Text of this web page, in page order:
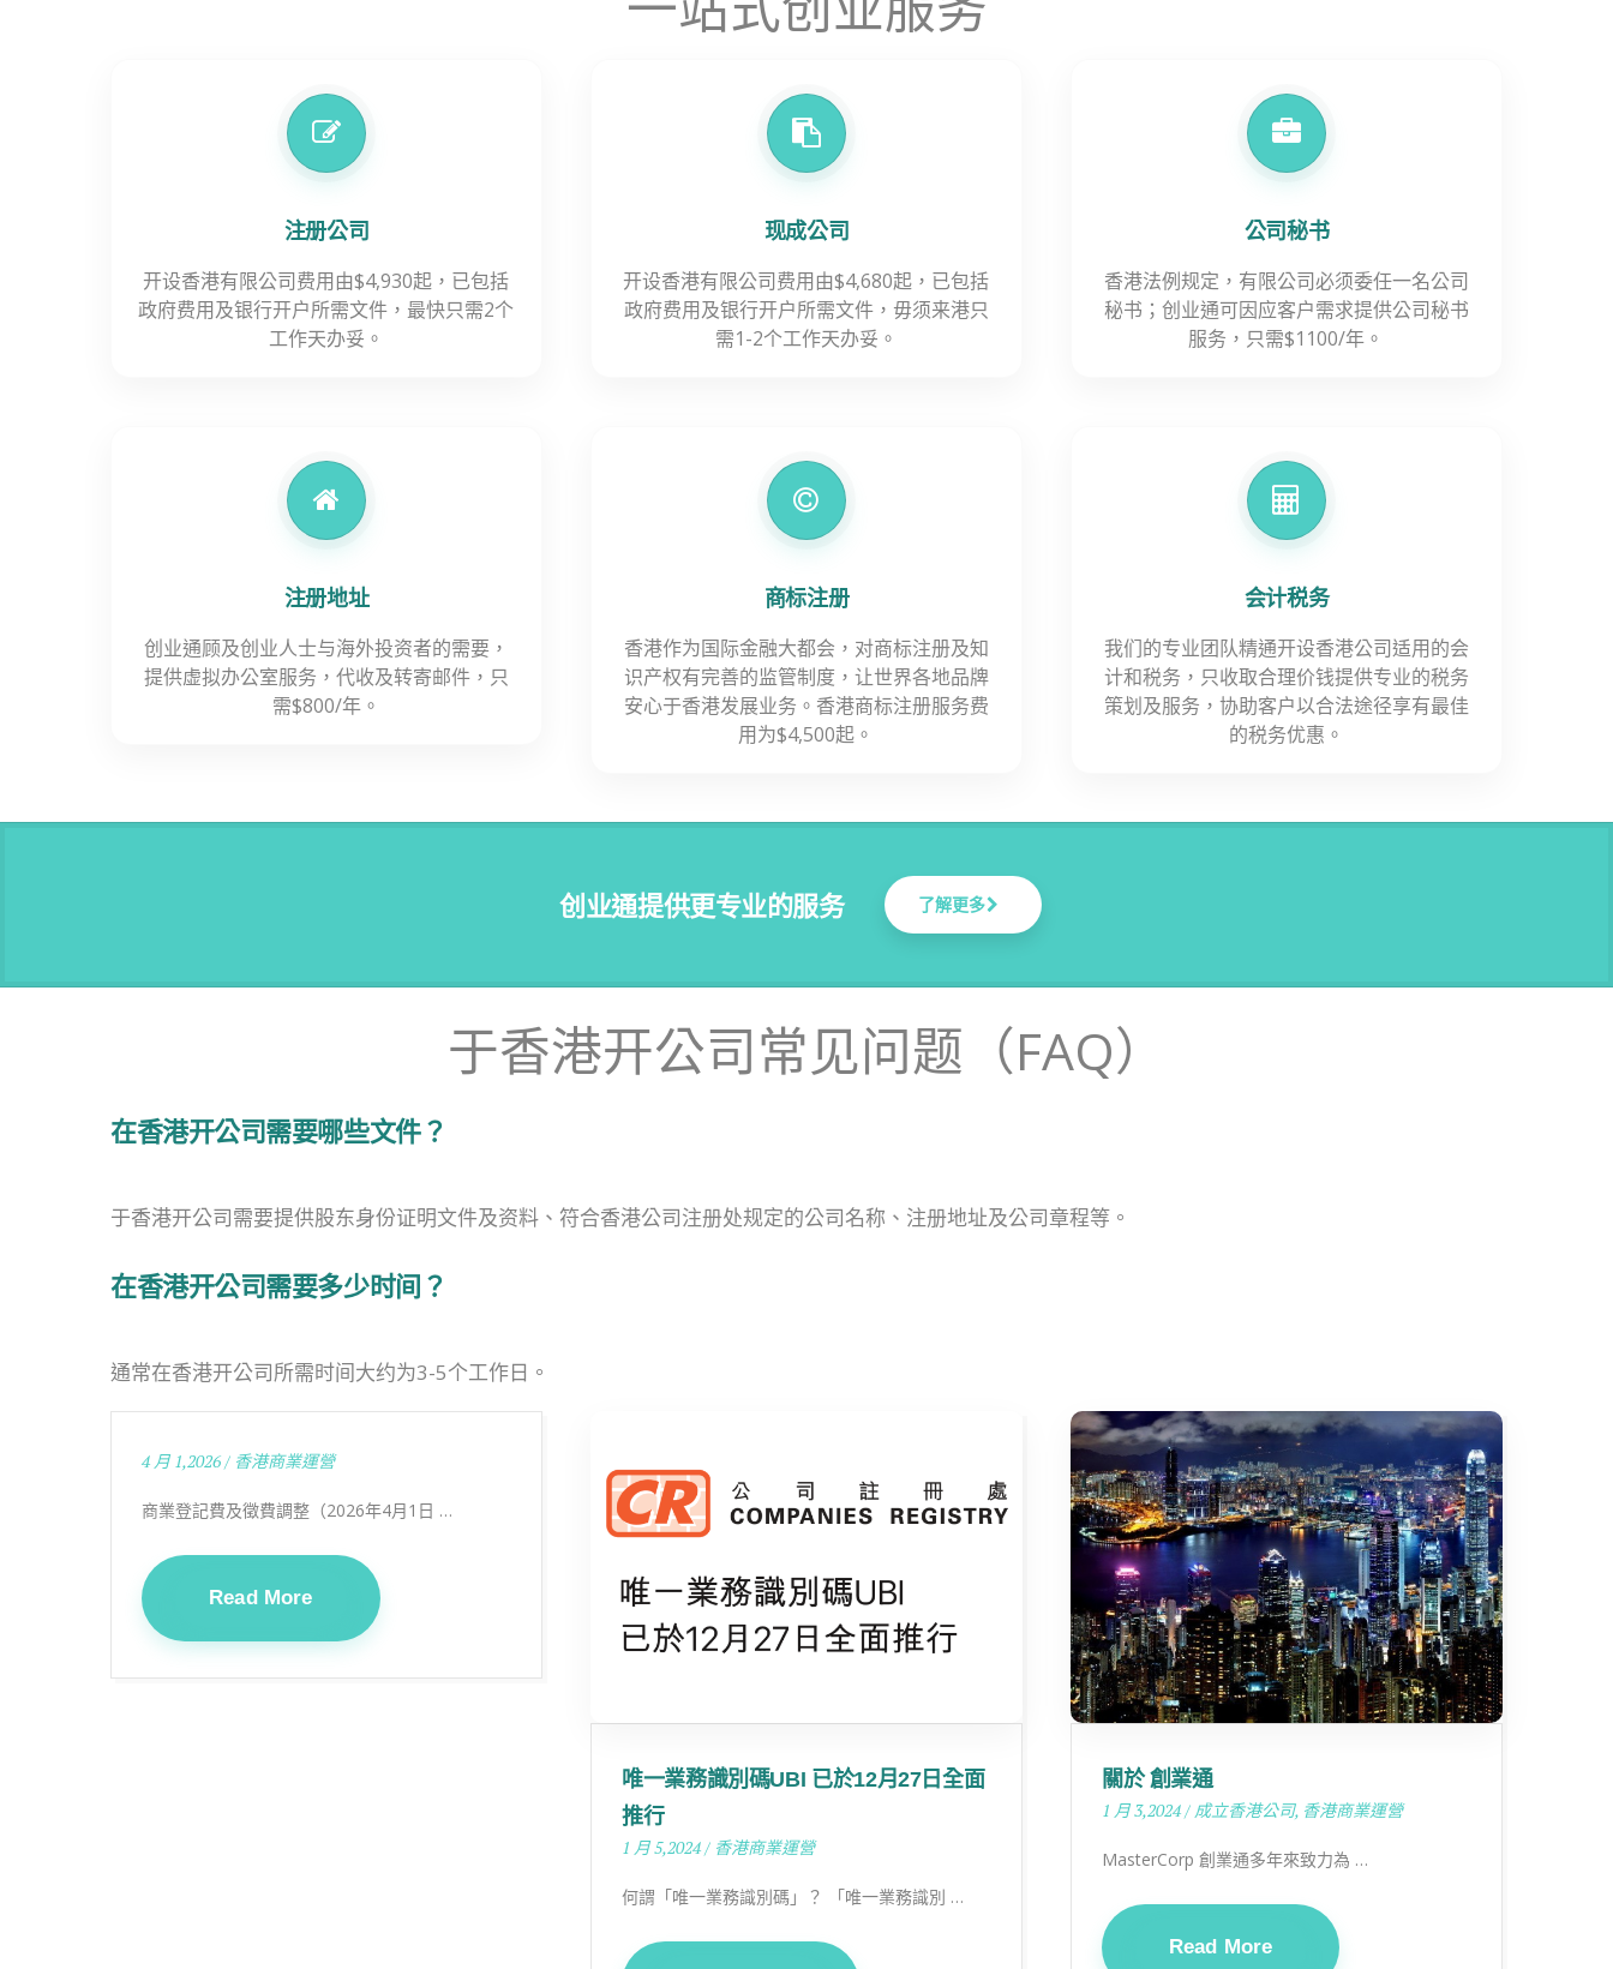
注册公司
开设香港有限公司费用由$4,930起，已包括
政府费用及银行开户所需文件，最快只需2个
工作天办妥。
现成公司
开设香港有限公司费用由$4,680起，已包括
政府费用及银行开户所需文件，毋须来港只
需1-2个工作天办妥。
公司秘书
香港法例规定，有限公司必须委任一名公司
秘书；创业通可因应客户需求提供公司秘书
服务，只需$1100/年。
注册地址
创业通顾及创业人士与海外投资者的需要，
提供虚拟办公室服务，代收及转寄邮件，只
需$800/年。
商标注册
香港作为国际金融大都会，对商标注册及知
识产权有完善的监管制度，让世界各地品牌
安心于香港发展业务。香港商标注册服务费
用为$4,500起。
会计税务
我们的专业团队精通开设香港公司适用的会
计和税务，只收取合理价钱提供专业的税务
策划及服务，协助客户以合法途径享有最佳
的税务优惠。
创业通提供更专业的服务 了解更多
于香港开公司常见问题（FAQ）
在香港开公司需要哪些文件？
于香港开公司需要提供股东身份证明文件及资料、符合香港公司注册处规定的公司名称、注册地址及公司章程等。
在香港开公司需要多少时间？
通常在香港开公司所需时间大约为3-5个工作日。
4 月 1,2026/ 香港商業運營
商業登記費及徵費調整（2026年4月1日 …
Read More
唯一業務識別碼UBI 已於12月27日全面
推行
1 月 5,2024/ 香港商業運營
何謂「唯一業務識別碼」？ 「唯一業務識別 …
關於 創業通
1 月 3,2024/ 成立香港公司, 香港商業運營
MasterCorp 創業通多年來致力為 …
Read More